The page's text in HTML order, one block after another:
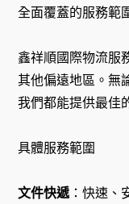
全面覆蓋的服務範
鑫祥順國際物流服
其他偏遠地區。無
我們都能提供最佳
具體服務範圍
文件快遞：快速、